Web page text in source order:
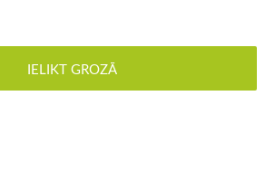
IELIKT GROZĀ